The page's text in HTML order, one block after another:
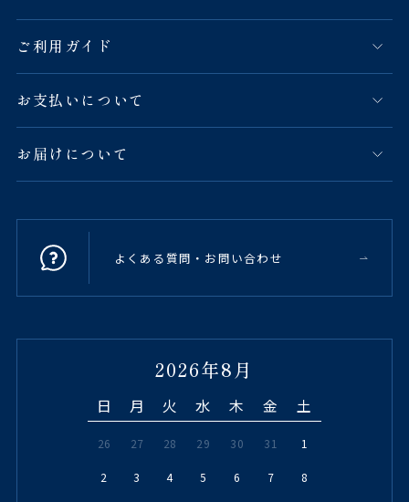
ご利用ガイド
お支払いについて
お届けについて
よくある質問・お問い合わせ
2026年8月
日 月 火 水 木 金 土
26 27 28 29 30 31 1
2 3 4 5 6 7 8